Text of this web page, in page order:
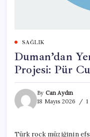
SAĞLIK
Duman’dan
Projesi: Pür
By Can Aydın
18 Mayıs 2026
Türk rock müziğinin